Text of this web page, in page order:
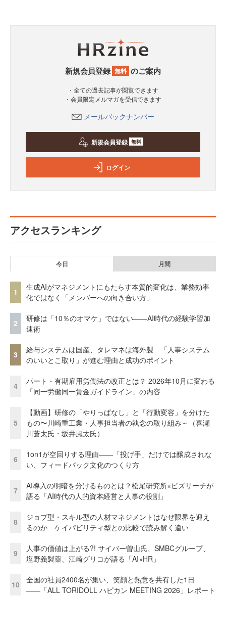
新規会員登録 無料 のご案内
・全ての過去記事が閲覧できます
・会員限定メルマガを受信できます
メールバックナンバー
新規会員登録 無料
ログイン
アクセスランキング
今日 月間
1
生成AIがマネジメントにもたらす本質的変化は、業務効率
化ではなく「メンバーへの向き合い方」
2
研修は「10％のオマケ」ではない——AI時代の経験学習加
速術
3
給与システムは国産、タレマネは海外製 「人事システム
のいいとこ取り」が進む理由と成功のポイント
4
パート・有期雇用労働法の改正とは？ 2026年10月に変わる
「同一労働同一賃金ガイドライン」の内容
5
【動画】研修の「やりっぱなし」と「行動変容」を分けた
もの〜川崎重工業・人事担当者の執念の取り組み～（喜瀬
川蒼太氏・坂井風太氏）
6
1on1が空回りする理由——「投げ手」だけでは醸成されな
い、フィードバック文化のつくり方
7
AI導入の明暗を分けるものとは？松尾研究所×ビズリーチが
語る「AI時代の人的資本経営と人事の役割」
8
ジョブ型・スキル型の人材マネジメントはなぜ限界を迎え
るのか ケイパビリティ型との比較で読み解く違い
9
人事の価値は上がる?! サイバー曽山氏、SMBCグループ、
塩野義製薬、江崎グリコが語る「AI×HR」
10
全国の社員2400名が集い、笑顔と熱意を共有した1日
――「ALL TORIDOLL ハピカン MEETING 2026」レポート